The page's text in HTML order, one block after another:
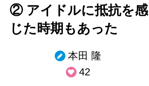
② アイドルに抵抗を感
じた時期もあった
本田 隆
42